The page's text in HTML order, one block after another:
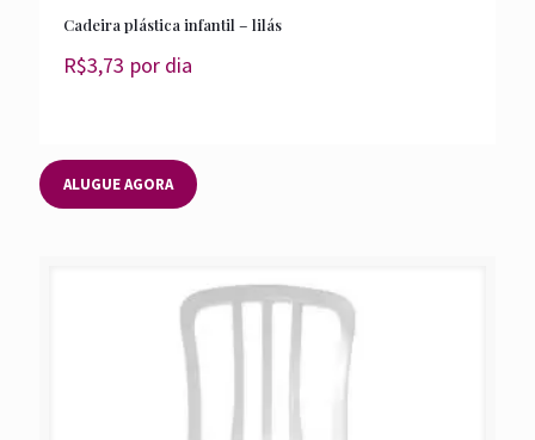
Cadeira plástica infantil – lilás
R$3,73 por dia
ALUGUE AGORA